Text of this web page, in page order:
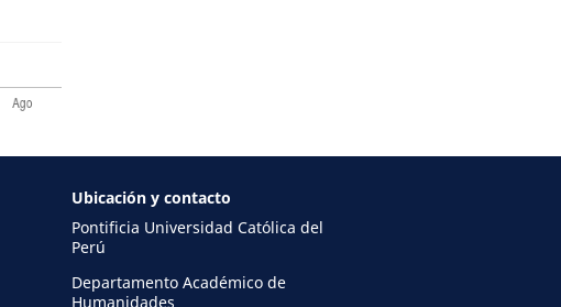
Ubicación y contacto
Pontificia Universidad Católica del
Perú
Departamento Académico de
Humanidades